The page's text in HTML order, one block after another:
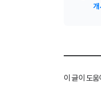
개
이 글이 도